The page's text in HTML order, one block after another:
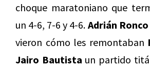
choque maratoniano que
un 4-6, 7-6 y 4-6. Adrián Ronco
vieron cómo les remontaban
Jairo Bautista un partido